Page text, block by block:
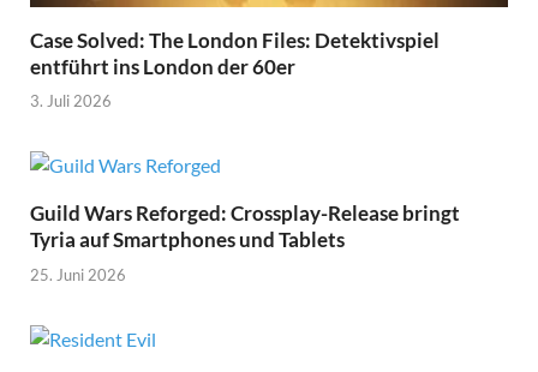
Case Solved: The London Files: Detektivspiel
entführt ins London der 60er
3. Juli 2026
Guild Wars Reforged: Crossplay-Release bringt
Tyria auf Smartphones und Tablets
25. Juni 2026